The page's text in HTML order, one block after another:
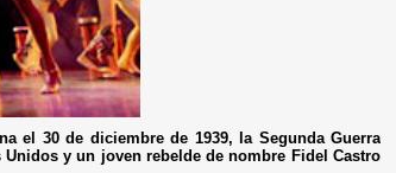
el 30 de diciembre de 1939, la Segunda Guerra
y un joven rebelde de nombre Fidel Castro